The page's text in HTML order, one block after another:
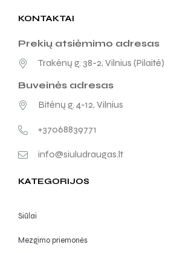
KONTAKTAI
Prekių atsiėmimo adresas
Trakėnų g. 38-2, Vilnius (Pilaitė)
Buveinės adresas
Bitėnų g. 4-12, Vilnius
+37068839771
info@siuludraugas.lt
KATEGORIJOS
Siūlai
Mezgimo priemonės